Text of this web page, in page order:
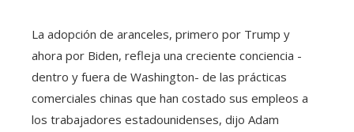
La adopción de aranceles, primero por Trump y
ahora por Biden, refleja una creciente conciencia -
dentro y fuera de Washington- de las prácticas
comerciales chinas que han costado sus empleos a
los trabajadores estadounidenses, dijo Adam